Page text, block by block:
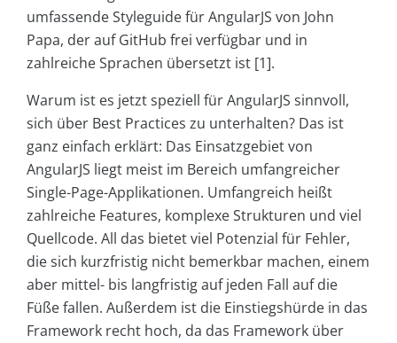
umfassende Styleguide für AngularJS von John
Papa, der auf GitHub frei verfügbar und in
zahlreiche Sprachen übersetzt ist [1].
Warum ist es jetzt speziell für AngularJS sinnvoll,
sich über Best Practices zu unterhalten? Das ist
ganz einfach erklärt: Das Einsatzgebiet von
AngularJS liegt meist im Bereich umfangreicher
Single-Page-Applikationen. Umfangreich heißt
zahlreiche Features, komplexe Strukturen und viel
Quellcode. All das bietet viel Potenzial für Fehler,
die sich kurzfristig nicht bemerkbar machen, einem
aber mittel- bis langfristig auf jeden Fall auf die
Füße fallen. Außerdem ist die Einstiegshürde in das
Framework recht hoch, da das Framework über